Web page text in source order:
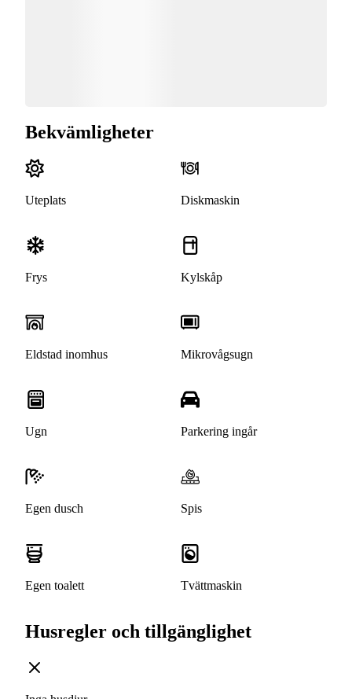
Bekvämligheter
Uteplats Diskmaskin
Frys Kylskåp
Eldstad inomhus Mikrovågsugn
Ugn Parkering ingår
Egen dusch Spis
Egen toalett Tvättmaskin
Husregler och tillgänglighet